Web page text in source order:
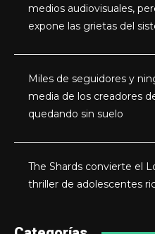
medios audiovisuales,
expone las grietas del
Miles de seguidores y
media de los creadores
quedando sin suelo
The Shards convierte el
thriller de adolescentes